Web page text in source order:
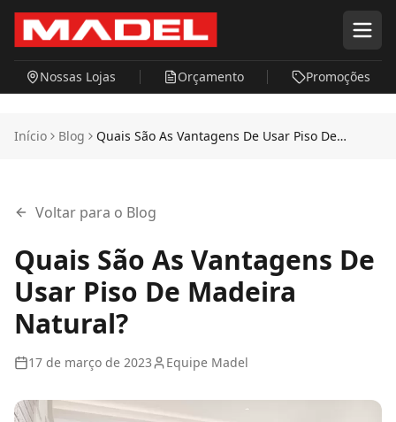
Pular para o conteúdo principal
Nossas Lojas Orçamento Promoções
Início Blog
Quais São As Vantagens De Usar Piso De
Voltar para o Blog
Quais São As Vantagens De
Usar Piso De Madeira
Natural?
17 de março de 2023 Equipe Madel